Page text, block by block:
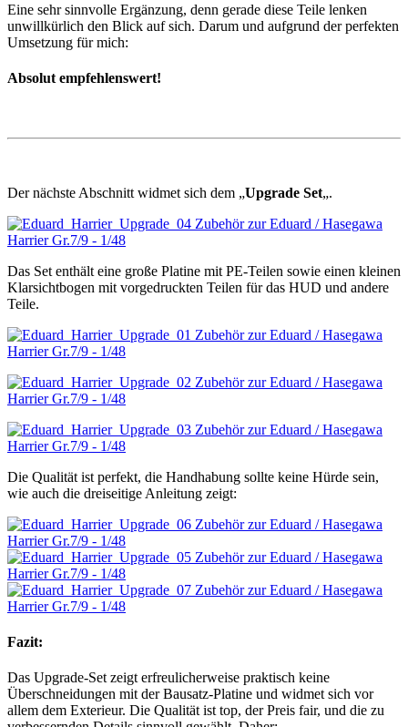
Eine sehr sinnvolle Ergänzung, denn gerade diese Teile lenken
unwillkürlich den Blick auf sich. Darum und aufgrund der perfekten
Umsetzung für mich:
Absolut empfehlenswert!
Der nächste Abschnitt widmet sich dem „Upgrade Set„.
Das Set enthält eine große Platine mit PE-Teilen sowie einen kleinen
Klarsichtbogen mit vorgedruckten Teilen für das HUD und andere
Teile.
Die Qualität ist perfekt, die Handhabung sollte keine Hürde sein,
wie auch die dreiseitige Anleitung zeigt:
Fazit:
Das Upgrade-Set zeigt erfreulicherweise praktisch keine
Überschneidungen mit der Bausatz-Platine und widmet sich vor
allem dem Exterieur. Die Qualität ist top, der Preis fair, und die zu